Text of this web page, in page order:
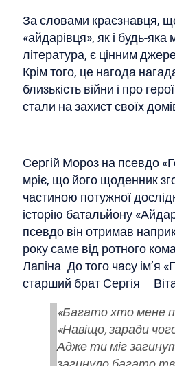
За словами краєзнавця,
«айдарівця», як і будь-
література, є цінним
Крім того, це нагода
близькість війни і про
стали на захист своїх
Сергій Мороз на псевдо
мріє, що його щоденник
частиною потужної
історію батальйону
псевдо він отримав
року саме від ротного
Лапіна. До того часу ім’я
старший брат Сергія –
«Багато хто мене
«Навіщо, заради
Адже ти міг